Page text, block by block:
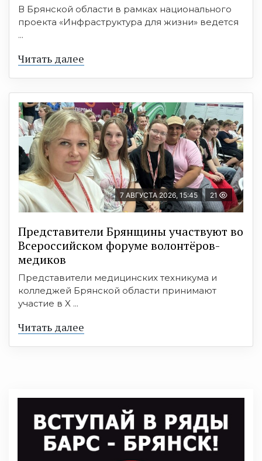
В Брянской области в рамках национального
проекта «Инфраструктура для жизни» ведется
...
Читать далее
7 АВГУСТА 2026, 15:45 21
Представители Брянщины участвуют во
Всероссийском форуме волонтёров-
медиков
Представители медицинских техникума и
колледжей Брянской области принимают
участие в X ...
Читать далее